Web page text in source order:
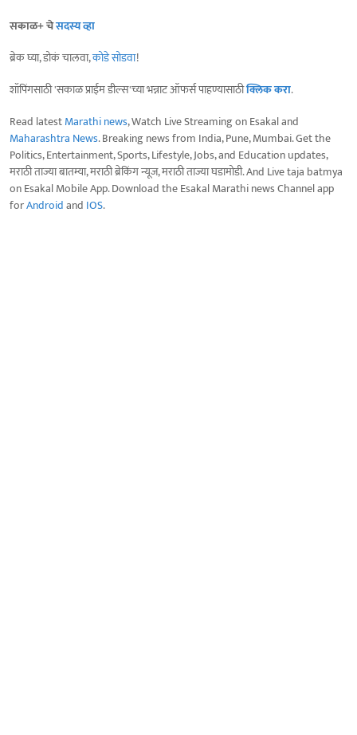
सकाळ+ चेसदस्य व्हा
ब्रेक घ्या, डोकं चालवा,कोडे सोडवा!
शॉपिंगसाठी 'सकाळ प्राईम डील्स'च्या भन्नाट ऑफर्स पाहण्यासाठीक्लिक करा.
Read latestMarathi news, Watch Live Streaming on Esakal and
Maharashtra News. Breaking news from India, Pune, Mumbai. Get the
Politics, Entertainment, Sports, Lifestyle, Jobs, and Education updates,
मराठी ताज्या बातम्या, मराठी ब्रेकिंग न्यूज, मराठी ताज्या घडामोडी. And Live taja batmya
on Esakal Mobile App. Download the Esakal Marathi news Channel app
forAndroidand IOS.